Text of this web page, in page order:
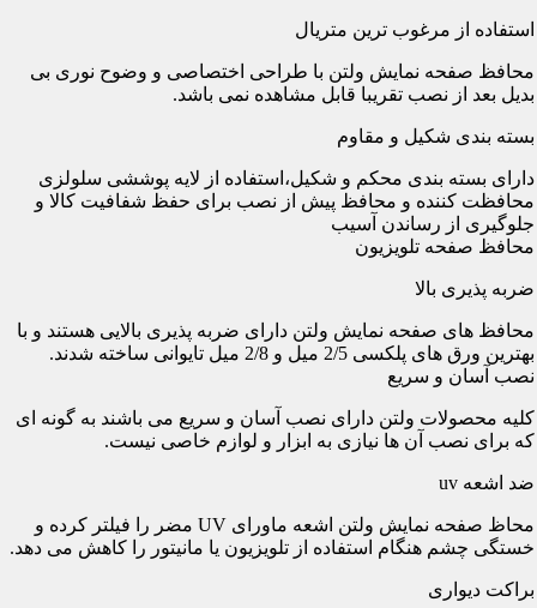
استفاده از مرغوب ترین متریال
محافظ صفحه نمایش ولتن با طراحی اختصاصی و وضوح نوری بی
بدیل بعد از نصب تقریبا قابل مشاهده نمی باشد.
بسته بندی شکیل و مقاوم
دارای بسته بندی محکم و شکیل،استفاده از لایه پوششی سلولزی
محافظت کننده و محافظ پیش از نصب برای حفظ شفافیت کالا و
جلوگیری از رساندن آسیب
محافظ صفحه تلویزیون
ضربه پذیری بالا
محافظ های صفحه نمایش ولتن دارای ضربه پذیری بالایی هستند و با
بهترین ورق های پلکسی 2/5 میل و 2/8 میل تایوانی ساخته شدند.
نصب آسان و سریع
کلیه محصولات ولتن دارای نصب آسان و سریع می باشند به گونه ای
که برای نصب آن ها نیازی به ابزار و لوازم خاصی نیست.
ضد اشعه uv
محاظ صفحه نمایش ولتن اشعه ماورای UV مضر را فیلتر کرده و
خستگی چشم هنگام استفاده از تلویزیون یا مانیتور را کاهش می دهد.
براکت دیواری